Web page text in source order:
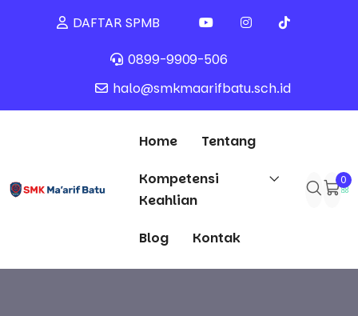
DAFTAR SPMB
0899-9909-506
halo@smkmaarifbatu.sch.id
Home Tentang
Kompetensi
Keahlian
Blog Kontak
0